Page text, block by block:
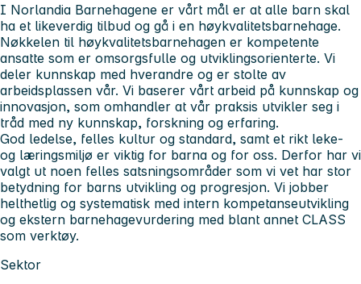
I Norlandia Barnehagene er vårt mål er at alle barn skal
ha et likeverdig tilbud og gå i en høykvalitetsbarnehage.
Nøkkelen til høykvalitetsbarnehagen er kompetente
ansatte som er omsorgsfulle og utviklingsorienterte. Vi
deler kunnskap med hverandre og er stolte av
arbeidsplassen vår. Vi baserer vårt arbeid på kunnskap og
innovasjon, som omhandler at vår praksis utvikler seg i
tråd med ny kunnskap, forskning og erfaring.
God ledelse, felles kultur og standard, samt et rikt leke-
og læringsmiljø er viktig for barna og for oss. Derfor har vi
valgt ut noen felles satsningsområder som vi vet har stor
betydning for barns utvikling og progresjon. Vi jobber
helthetlig og systematisk med intern kompetanseutvikling
og ekstern barnehagevurdering med blant annet CLASS
som verktøy.
Sektor